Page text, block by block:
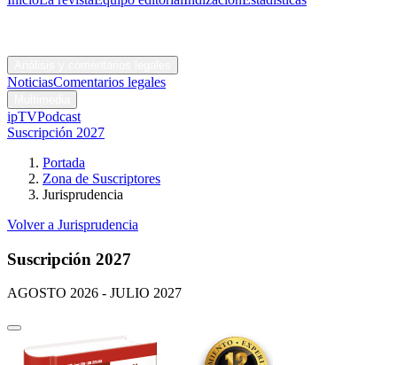
NoticiasComentarios legales
ipTVPodcast
Suscripción 2027
Portada
Zona de Suscriptores
Jurisprudencia
Volver a Jurisprudencia
Suscripción 2027
AGOSTO 2026 - JULIO 2027